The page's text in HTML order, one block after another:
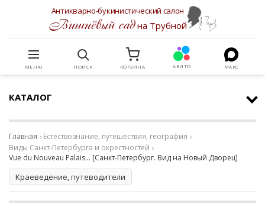
Антикварно-букинистический салон
Вишнёвый садна Трубной
МЕНЮ ПОИСК КОРЗИНА АВИТО МАКС
КАТАЛОГ
Главная
Естествознание, путешествия, география
Виды Санкт-Петербурга и окрестностей
Vue du Nouveau Palais... [Санкт-Петербург. Вид на Новый Дворец]
Краеведение, путеводители